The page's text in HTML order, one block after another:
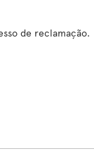
de reclamação.